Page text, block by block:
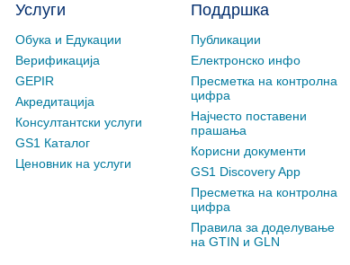
Услуги
Обука и Едукации
Верификација
GEPIR
Акредитација
Консултантски услуги
GS1 Каталог
Ценовник на услуги
Поддршка
Публикации
Електронско инфо
Пресметка на контролна
цифра
Најчесто поставени
прашања
Корисни документи
GS1 Discovery App
Пресметка на контролна
цифра
Правила за доделување
на GTIN и GLN